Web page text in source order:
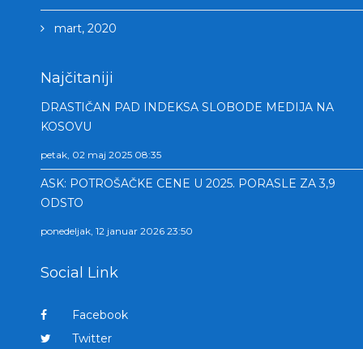
mart, 2020
Najčitaniji
DRASTIČAN PAD INDEKSA SLOBODE MEDIJA NA
KOSOVU
petak, 02 maj 2025 08:35
ASK: POTROŠAČKE CENE U 2025. PORASLE ZA 3,9
ODSTO
ponedeljak, 12 januar 2026 23:50
Social Link
Facebook
Twitter